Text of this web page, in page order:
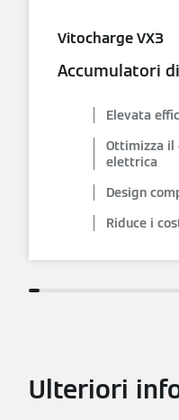
Vitocharge VX3
Accumulatori
Elevata
Ottimizza il
elettrica
Design
Riduce i
Ulteriori